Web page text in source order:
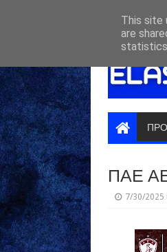
ΠΑΕ
7/30/2025
This site
are